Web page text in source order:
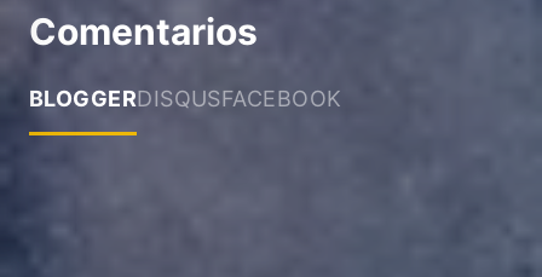
Comentarios
BLOGGERDISQUSFACEBOOK